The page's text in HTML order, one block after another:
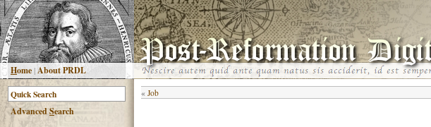
Home|About PRDL
AdvancedSearch
« Job